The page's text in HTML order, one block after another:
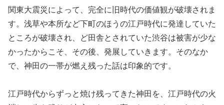
関東大震災によって、完全に旧時代の価値観が破壊されま
す。浅草や本所など下町のほうの江戸時代に発達していた
ところが破壊され、ど田舎とされていた渋谷は被害が少な
かったからこそ、その後、発展していきます。そのなか
で、神田の一帯が燃え残った話は印象的です。
江戸時代からずっと焼け残ってきた神田を、江戸時代の火